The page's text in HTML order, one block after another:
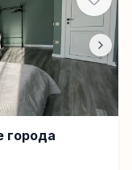
города